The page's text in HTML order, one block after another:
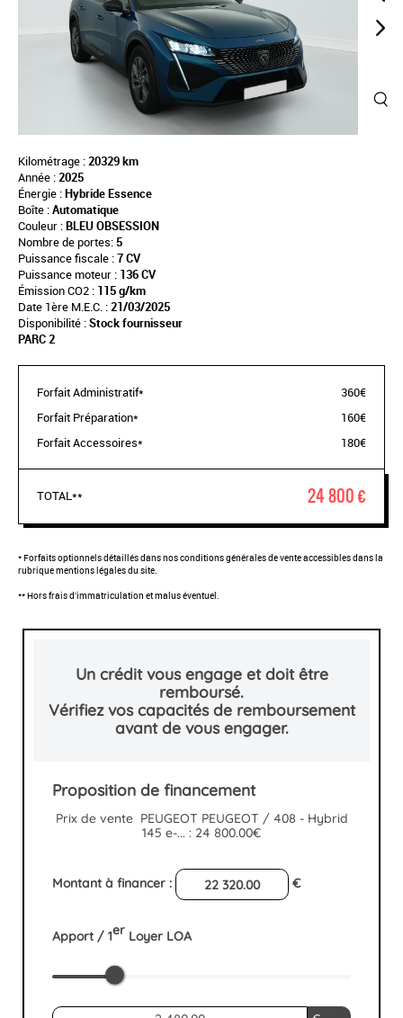
Kilométrage :20329 km
Année :2025
Énergie :Hybride Essence
Boîte :Automatique
Couleur :BLEU OBSESSION
Nombre de portes:5
Puissance fiscale :7 CV
Puissance moteur : 136 CV
Émission CO2 : 115 g/km
Date 1ère M.E.C. :21/03/2025
Disponibilité :Stock fournisseur
PARC 2
Forfait Administratif*
360€
Forfait Préparation*
160€
Forfait Accessoires*
180€
TOTAL** 24 800 €
* Forfaits optionnels détaillés dans nos conditions générales de vente accessibles dans la
rubrique mentions légales du site.
** Hors frais d'immatriculation et malus éventuel.